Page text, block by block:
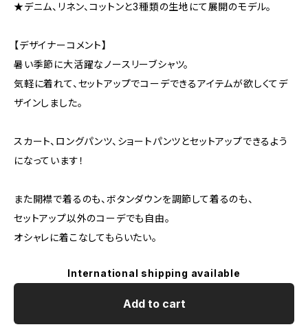
★デニム、リネン、コットンと3種類の生地にて展開のモデル。
【デザイナーコメント】
暑い季節に大活躍なノースリーブシャツ。
気軽に着れて、セットアップでコーデできるアイテムが欲しくてデ
ザインしました。
スカート、ロングパンツ、ショートパンツとセットアップできるよう
になっています！
また開襟で着るのも、ボタンダウンを調節して着るのも、
セットアップ以外のコーデでも自由。
オシャレに着こなしてもらいたい。
International shipping available
Add to cart